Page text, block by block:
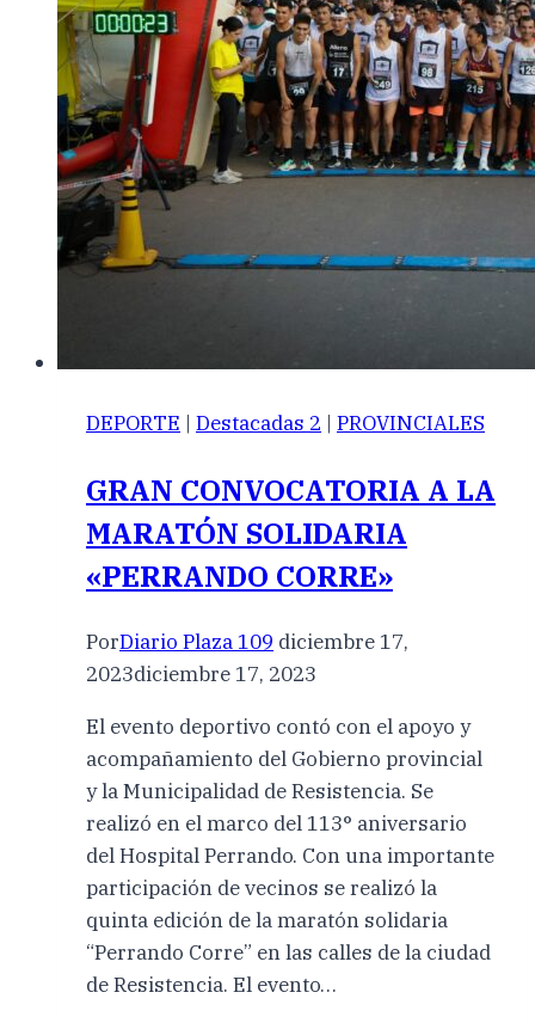
DEPORTE | Destacadas 2 | PROVINCIALES
GRAN CONVOCATORIA A LA
MARATÓN SOLIDARIA
«PERRANDO CORRE»
PorDiario Plaza 109 diciembre 17,
2023diciembre 17, 2023
El evento deportivo contó con el apoyo y
acompañamiento del Gobierno provincial
y la Municipalidad de Resistencia. Se
realizó en el marco del 113° aniversario
del Hospital Perrando. Con una importante
participación de vecinos se realizó la
quinta edición de la maratón solidaria
“Perrando Corre” en las calles de la ciudad
de Resistencia. El evento…